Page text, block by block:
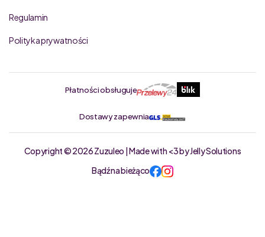
Regulamin
Polityka prywatności
Płatności obsługuje
Dostawy zapewnia
Copyright © 2026 Zuzuleo | Made with <3 by Jelly Solutions
Bądź na bieżąco